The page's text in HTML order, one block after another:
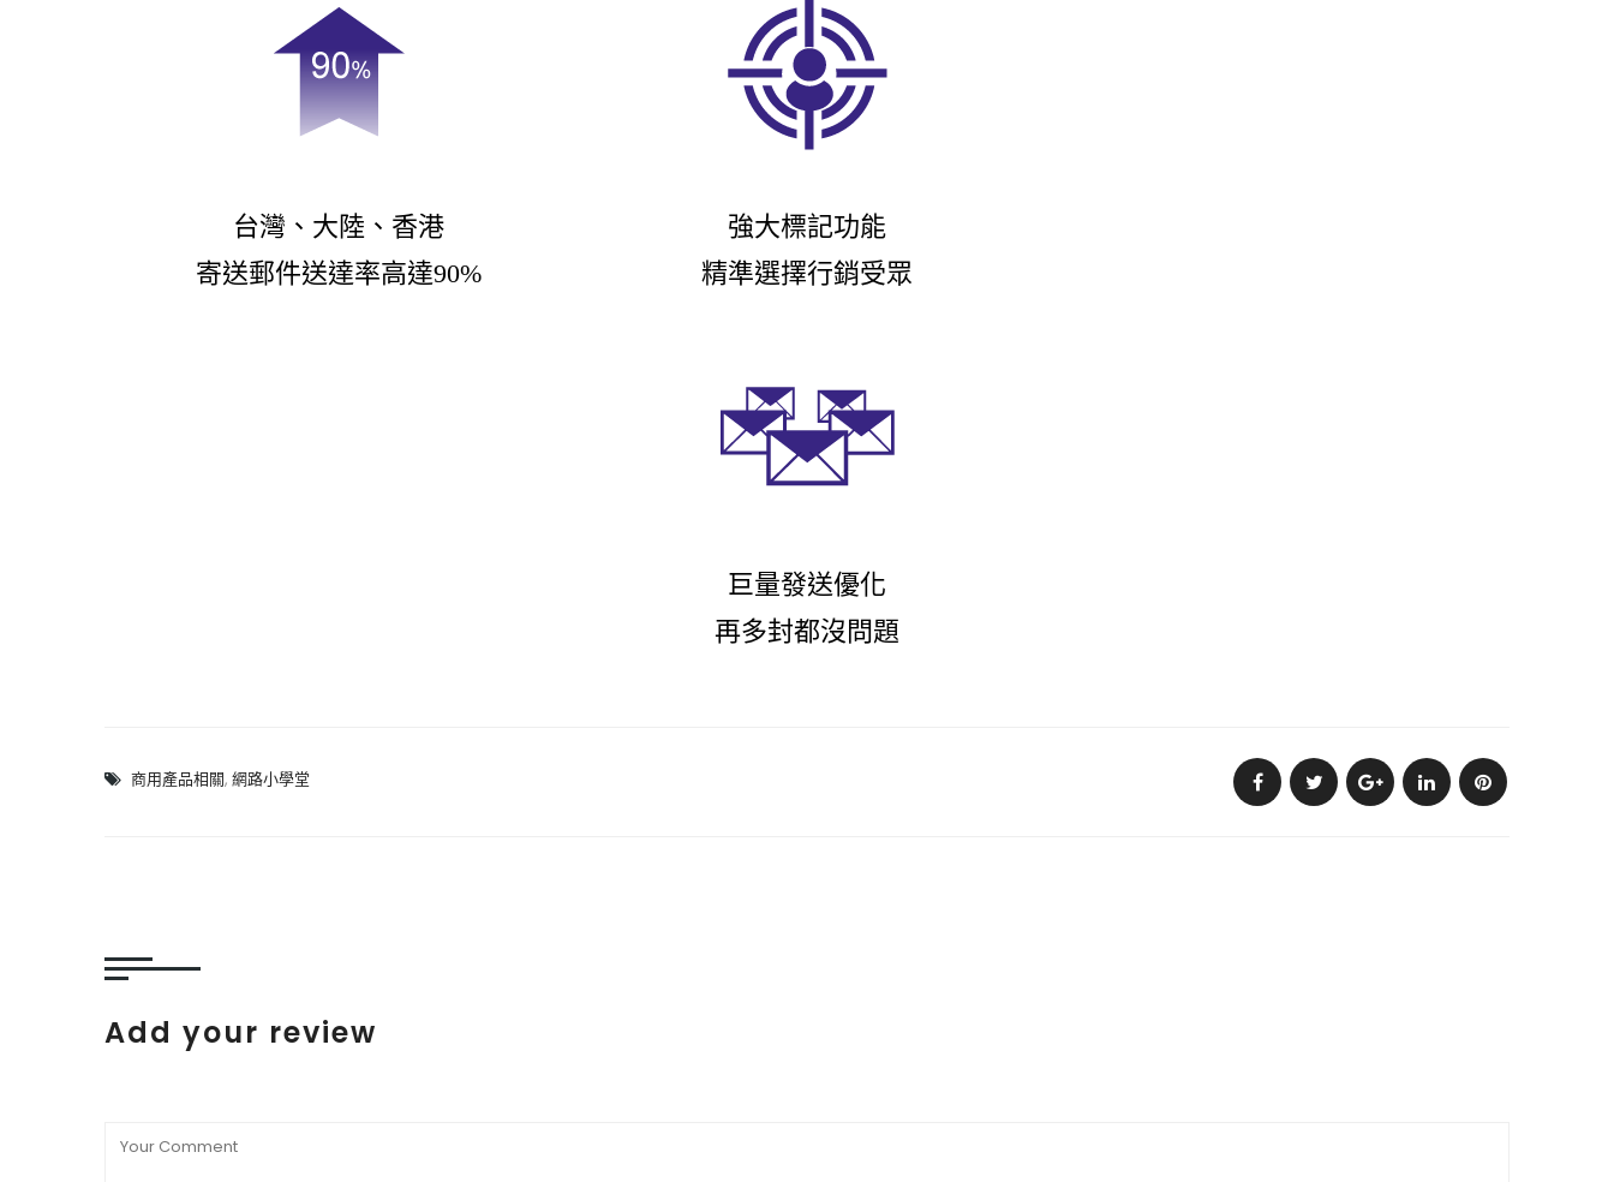
台灣、大陸、香港
寄送郵件送達率高達90%
強大標記功能
精準選擇行銷受眾
巨量發送優化
再多封都沒問題
商用產品相關, 網路小學堂
Add your review